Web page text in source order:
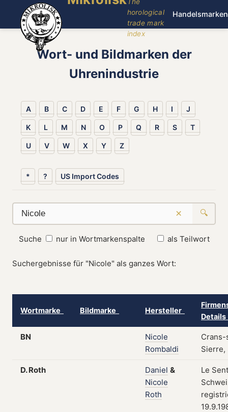
horological
trade mark
index
Handelsmarken
Wort- und Bildmarken der
Uhrenindustrie
A B C D E F G H I J
K L M N O P Q R S T
U V W X Y Z
* ? US Import Codes
× 🔍
Suche nur in Wortmarkenspalte als Teilwort
Suchergebnisse für "Nicole" als ganzes Wort:
Wortmarke Bildmarke Hersteller
BN
Nicole
Rombaldi
Sierre,
D. Roth Daniel &
Nicole
Roth
Le